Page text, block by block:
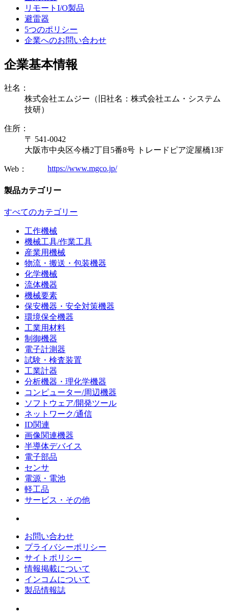
リモートI/O製品
避雷器
5つのポリシー
企業へのお問い合わせ
企業基本情報
社名：
株式会社エムジー（旧社名：株式会社エム・システム
技研）
住所：
〒 541-0042
大阪市中央区今橋2丁目5番8号 トレードピア淀屋橋13F
Web： https://www.mgco.jp/
製品カテゴリー
すべてのカテゴリー
工作機械
機械工具/作業工具
産業用機械
物流・搬送・包装機器
化学機械
流体機器
機械要素
保安機器・安全対策機器
環境保全機器
工業用材料
制御機器
電子計測器
試験・検査装置
工業計器
分析機器・理化学機器
コンピューター/周辺機器
ソフトウェア/開発ツール
ネットワーク/通信
ID関連
画像関連機器
半導体デバイス
電子部品
センサ
電源・電池
軽工品
サービス・その他
お問い合わせ
プライバシーポリシー
サイトポリシー
情報掲載について
インコムについて
製品情報誌